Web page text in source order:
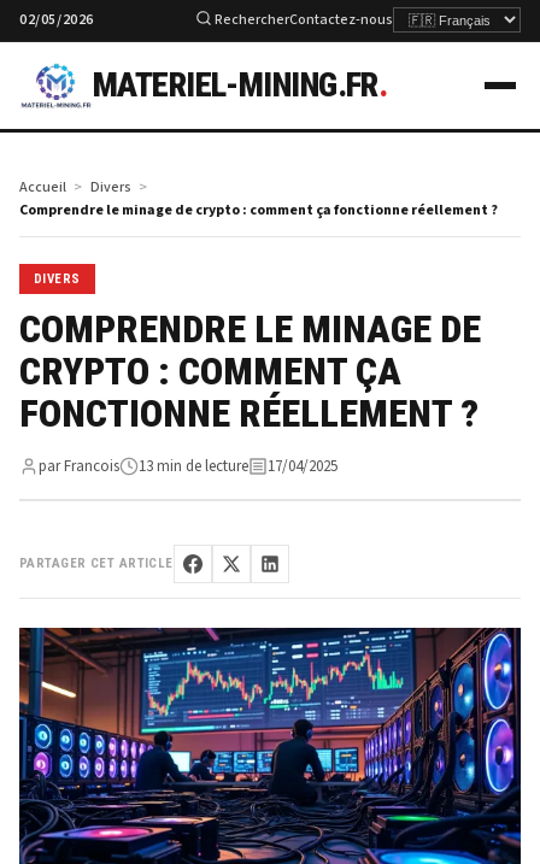
02/05/2026 RechercherContactez-nous
MATERIEL-MINING.FR.
Accueil
Divers
Comprendre le minage de crypto : comment ça fonctionne réellement ?
DIVERS
COMPRENDRE LE MINAGE DE
CRYPTO : COMMENT ÇA
FONCTIONNE RÉELLEMENT ?
par Francois 13 min de lecture 17/04/2025
PARTAGER CET ARTICLE